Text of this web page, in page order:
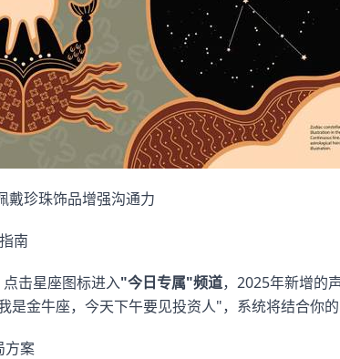
戴珍珠饰品增强沟通力
南
击星座图标进入"今日专属"频道，2025年新增的
是金牛座，今天下午要见投资人"，系统将结合你
方案